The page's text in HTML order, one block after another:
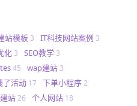
站模板 3 IT科技网站案例 3
化 3 SEO教学 3
45 wap建站 3
了活动 17 下单小程序2
站26 个人网站 18